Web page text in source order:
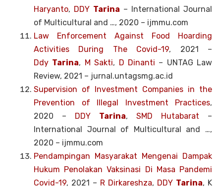
Haryanto, DDY Tarina – International Journal
of Multicultural and …, 2020 – ijmmu.com
Law Enforcement Against Food Hoarding
Activities During The Covid-19, 2021 –
Ddy Tarina, M Sakti, D Dinanti – UNTAG Law
Review, 2021 – jurnal.untagsmg.ac.id
Supervision of Investment Companies in the
Prevention of Illegal Investment Practices,
2020 – DDY Tarina, SMD Hutabarat –
International Journal of Multicultural and …,
2020 – ijmmu.com
Pendampingan Masyarakat Mengenai Dampak
Hukum Penolakan Vaksinasi Di Masa Pandemi
Covid-19, 2021 – R Dirkareshza, DDY Tarina, K